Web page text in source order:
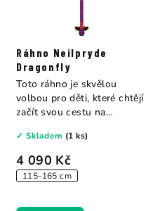
Ráhno Neilpryde
Dragonfly
4 090 Kč
115-165 cm
✓ Skladem (1 ks)
Toto ráhno je skvělou
volbou pro děti, které chtějí
začít svou cestu na